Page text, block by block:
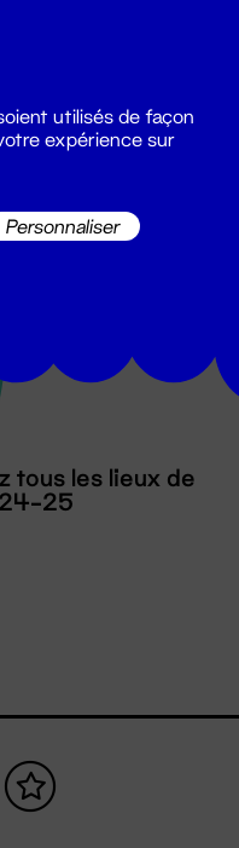
T :
tous les lieux de
25
utilisés de façon
expérience sur
Personnaliser